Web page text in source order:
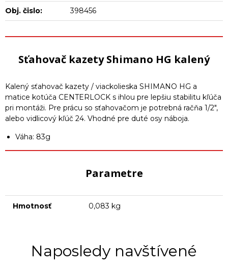
Obj. čislo: 398456
Sťahovač kazety Shimano HG kalený
Kalený sťahovač kazety / viackolieska SHIMANO HG a
matice kotúča CENTERLOCK s ihlou pre lepšiu stabilitu kľúča
pri montáži. Pre prácu so sťahovačom je potrebná račňa 1/2",
alebo vidlicový kľúč 24. Vhodné pre duté osy náboja.
Váha: 83g
Parametre
Hmotnosť 0,083 kg
Naposledy navštívené